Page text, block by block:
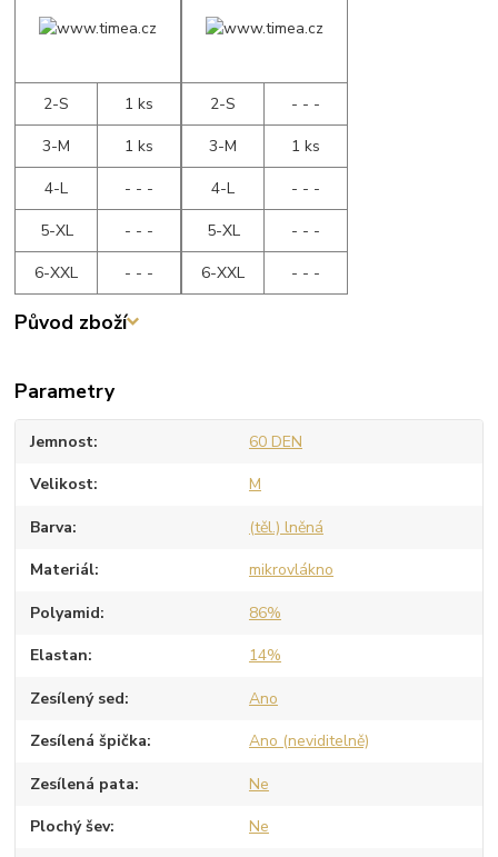
2-S
1 ks
3-M
1 ks
4-L
- - -
5-XL
- - -
6-XXL
- - -
2-S
- - -
3-M
1 ks
4-L
- - -
5-XL
- - -
6-XXL
- - -
Původ zboží
Parametry
Jemnost 60 DEN
Velikost M
Barva (těl.) lněná
Materiál mikrovlákno
Polyamid 86%
Elastan 14%
Zesílený sed Ano
Zesílená špička Ano (neviditelně)
Zesílená pata Ne
Plochý šev Ne